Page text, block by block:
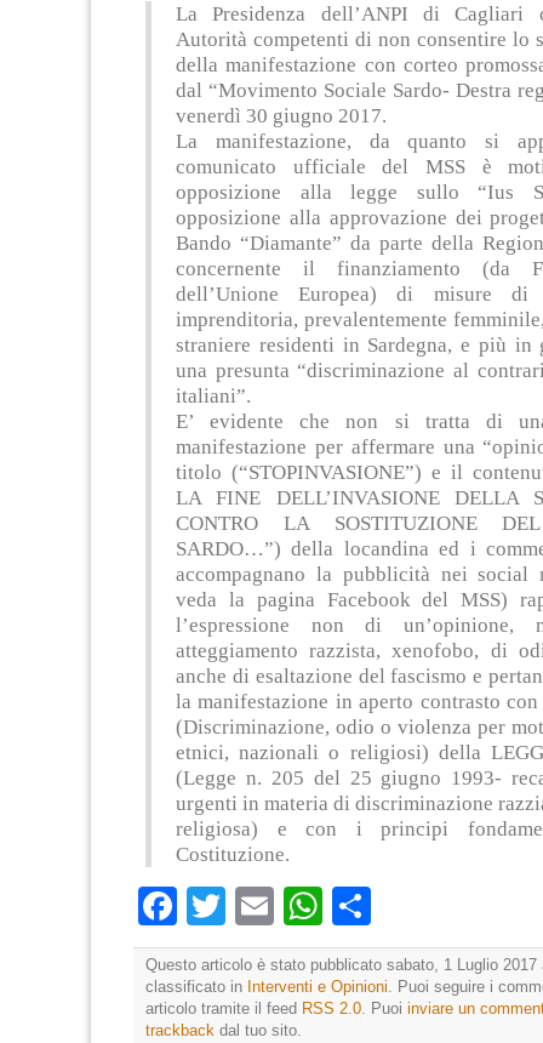
La Presidenza dell’ANPI di Cagliari
Autorità competenti di non consentire lo
della manifestazione con corteo
dal “Movimento Sociale Sardo- Destra
venerdì 30 giugno 2017.
La manifestazione, da quanto si
comunicato ufficiale del MSS è
opposizione alla legge sullo “Ius
opposizione alla approvazione dei
Bando “Diamante” da parte della
concernente il finanziamento (da
dell’Unione Europea) di misure
imprenditoria, prevalentemente
straniere residenti in Sardegna, e più in
una presunta “discriminazione al
italiani”.
E’ evidente che non si tratta di
manifestazione per affermare una
titolo (“STOPINVASIONE”) e il
LA FINE DELL’INVASIONE DELLA
CONTRO LA SOSTITUZIONE
SARDO…”) della locandina ed i
accompagnano la pubblicità nei social
veda la pagina Facebook del MSS)
l’espressione non di
atteggiamento razzista, xenofobo, di
anche di esaltazione del fascismo e
la manifestazione in aperto contrasto
(Discriminazione, odio o violenza per
etnici, nazionali o religiosi) della
(Legge n. 205 del 25 giugno 1993-
urgenti in materia di discriminazione
religiosa) e con i principi
Costituzione.
Facebook
TwitterEmailWhatsApp
Questo articolo è stato pubblicato sabato, 1 Luglio 2017
classificato in Interventi e Opinioni . Puoi seguire i
articolo tramite il feed RSS 2.0 . Puoi inviare un
trackback dal tuo sito.